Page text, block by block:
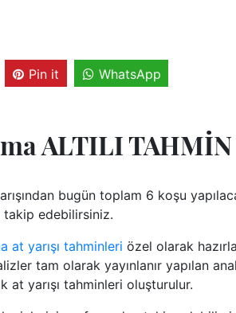
Pin it WhatsApp
ALTILI TAHMİN
bugün toplam 6 koşu
takip edebilirsiniz.
at yarışı tahminleri özel olarak
tam olarak yayınlanır yapılan
at yarışı tahminleri oluşturulur.